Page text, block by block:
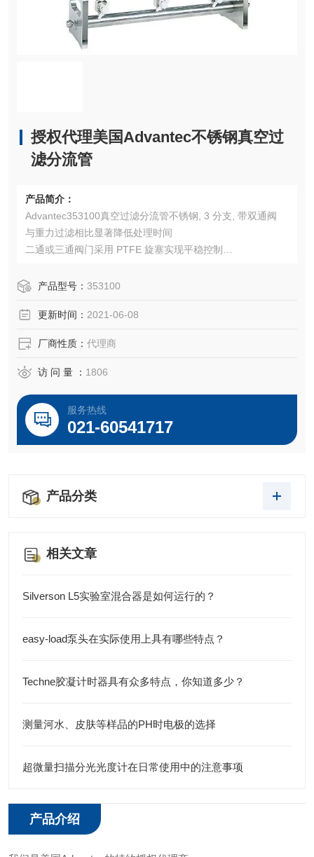
授权代理美国Advantec不锈钢真空过
滤分流管
产品简介：
Advantec353100真空过滤分流管不锈钢, 3 分支, 带双通阀
与重力过滤相比显著降低处理时间
二通或三通阀门采用 PTFE 旋塞实现平稳控制
将三个或六个过滤器支架连接到同一个真空源
产品型号： 353100
更新时间： 2021-06-08
厂商性质： 代理商
访 问 量 ： 1806
服务热线
021-60541717
产品分类
相关文章
Silverson L5实验室混合器是如何运行的？
easy-load泵头在实际使用上具有哪些特点？
Techne胶凝计时器具有众多特点，你知道多少？
测量河水、皮肤等样品的PH时电极的选择
超微量扫描分光光度计在日常使用中的注意事项
产品介绍